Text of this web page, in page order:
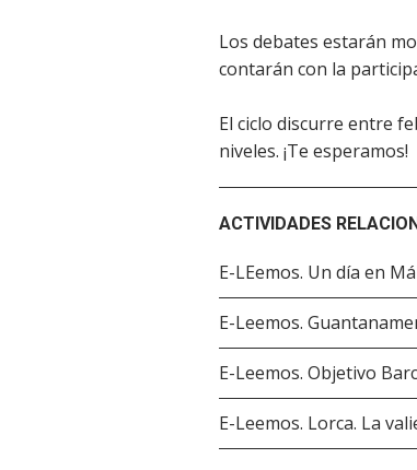
Los debates estarán
contarán con la
El ciclo discurre entre
niveles. ¡Te esperamos!
ACTIVIDADES
E-LEemos. Un día en
E-Leemos.
E-Leemos. Objetivo
E-Leemos. Lorca. La